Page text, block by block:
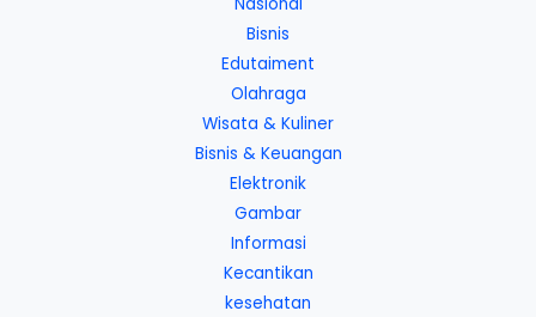
Bisnis
Edutaiment
Olahraga
Wisata & Kuliner
Bisnis & Keuangan
Elektronik
Gambar
Informasi
Kecantikan
kesehatan